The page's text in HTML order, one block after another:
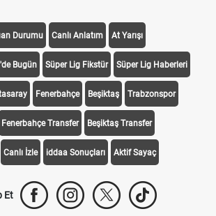
Durumu Canlı Anlatım At Yarışı
Bugün Süper Lig Fikstür Süper Lig Haberleri
Fenerbahçe Beşiktaş Trabzonspor
Fenerbahçe Transfer Beşiktaş Transfer
Canlı İzle iddaa Sonuçları Aktif Sayaç
Et